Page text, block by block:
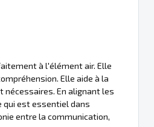
à l'élément air. Elle
Elle aide à la
En alignant les
est essentiel dans
entre la communication,